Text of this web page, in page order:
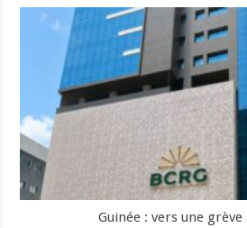
Guinée : vers une grève